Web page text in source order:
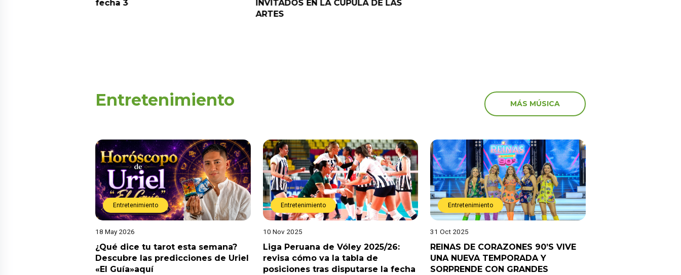
fecha 3
INVITADOS EN LA CÚPULA DE LAS
ARTES
Entretenimiento MÁS MÚSICA
Entretenimiento
18 May 2026
¿Qué dice tu tarot esta semana?
Descubre las predicciones de Uriel
«El Guía»aquí
Entretenimiento
10 Nov 2025
Liga Peruana de Vóley 2025/26:
revisa cómo va la tabla de
posiciones tras disputarse la fecha
Entretenimiento
31 Oct 2025
REINAS DE CORAZONES 90’S VIVE
UNA NUEVA TEMPORADA Y
SORPRENDE CON GRANDES